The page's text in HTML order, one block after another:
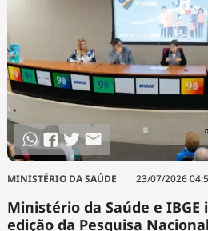
MINISTÉRIO DA SAÚDE 23/07/2026
Ministério da Saúde e
edição da Pesquisa